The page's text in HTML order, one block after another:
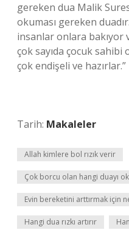
gereken dua Malik
okuması gereken
insanlar onlara bakıyor
çok sayıda çocuk
çok endişeli ve hazırlar.”
Tarih: Makaleler
Allah kimlere bol rızık verir
Çok borcu olan hangi duayı
Evin bereketini arttırmak için
Hangi dua rızkı artırır